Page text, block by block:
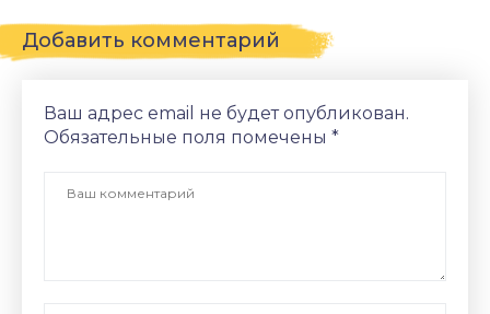
Добавить комментарий
Ваш адрес email не будет опубликован.
Обязательные поля помечены *